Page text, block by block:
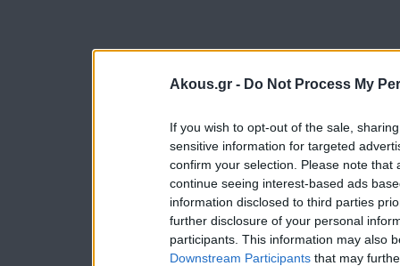
Akous.gr - Do Not Process My
If you wish to opt-out of the sale,
sensitive information for targeted
confirm your selection. Please note
continue seeing interest-based ads
information disclosed to third parties
further disclosure of your personal
participants. This information may also
Downstream Participants that may